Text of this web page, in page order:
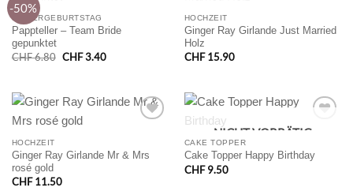
-50%
KINDERGEBURTSTAG
Pappteller – Team Bride
gepunktet
CHF6.80 Ursprünglicher
CHF3.40Aktueller
HOCHZEIT
Ginger Ray Girlande Just Married
Holz
CHF15.90
HOCHZEIT
Ginger Ray Girlande Mr & Mrs
rosé gold
CHF11.50
NICHT VORRÄTIG
CAKE TOPPER
Cake Topper Happy Birthday
CHF9.50